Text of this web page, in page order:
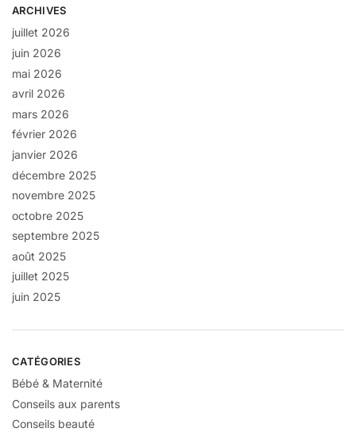
ARCHIVES
juillet 2026
juin 2026
mai 2026
avril 2026
mars 2026
février 2026
janvier 2026
décembre 2025
novembre 2025
octobre 2025
septembre 2025
août 2025
juillet 2025
juin 2025
CATÉGORIES
Bébé & Maternité
Conseils aux parents
Conseils beauté